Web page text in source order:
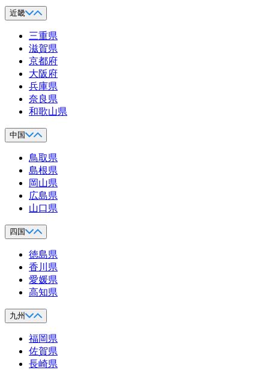
近畿
三重県
滋賀県
京都府
大阪府
兵庫県
奈良県
和歌山県
中国
鳥取県
島根県
岡山県
広島県
山口県
四国
徳島県
香川県
愛媛県
高知県
九州
福岡県
佐賀県
長崎県